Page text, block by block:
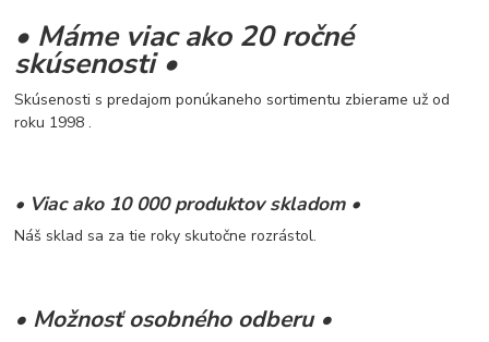
• Máme viac ako 20 ročné
skúsenosti •
Skúsenosti s predajom ponúkaneho sortimentu zbierame už od
roku 1998 .
• Viac ako 10 000 produktov skladom •
Náš sklad sa za tie roky skutočne rozrástol.
• Možnosť osobného odberu •